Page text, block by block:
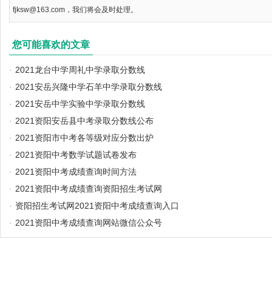
fjksw@163.com，我们将会及时处理。
您可能喜欢的文章
· 2021龙台中学周礼中学录取分数线
· 2021安岳兴隆中学石羊中学录取分数线
· 2021安岳中学实验中学录取分数线
· 2021资阳安岳县中考录取分数线公布
· 2021资阳市中考各等级对应分数出炉
· 2021资阳中考数学试题试卷发布
· 2021资阳中考成绩查询时间方法
· 2021资阳中考成绩查询资阳招生考试网
· 资阳招生考试网2021资阳中考成绩查询入口
· 2021资阳中考成绩查询网站微信公众号